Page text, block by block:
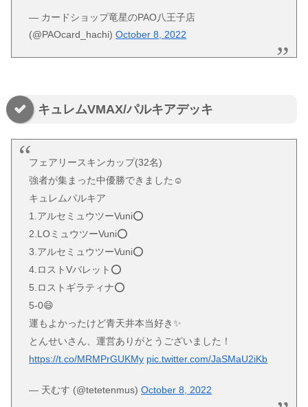
— カードショップ竜星のPAO八王子店
(@PAOcard_hachi)October 8, 2022
キュレムVMAX/パルキアデッキ
フェアリースキンカップ(32名)
強者が集まった中優勝できました☺️
キュレムパルキア
1.アルセミュウツーVuni⭕️
2.LOミュウツーVuni⭕️
3.アルセミュウツーVuni⭕️
4.ロストVバレット⭕️
5.ロストギラティナ⭕️
5-0😄
運もよかったけど青天井本当好き✨
とんせいさん、運営ありがとうございました！
https://t.co/MRMPrGUKMy pic.twitter.com/JaSMaU2iKb
— 天むす (@tetetenmus)October 8, 2022